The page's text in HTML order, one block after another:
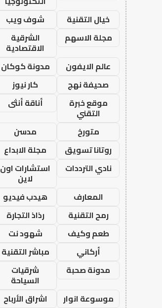
خيال التقنية
شوف ويب
مجلة الاسهم
الشرقية
الاقتصادية
عالم الايفون
مدونة كوكان
صحيفة نهج
كار نيوز
موقع خبرة
التقني
أناقة أنثى
متورخ
مدسن
روتانا تسويق
مجلة الابداع
نادي الترددات
استشارات اون
لاين
المعارف
هيدب فيديو
رمح التقنية
رذاذ التجارة
طعم وكيف
شهود نت
أركاني
مباشر التقنية
مدونة صحبة
شرقيات
السياحة
موسوعة انوار
اشراق الأرباح